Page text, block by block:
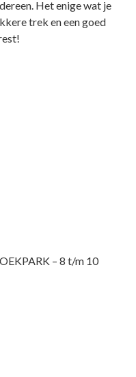
Het enige wat je
trek en een goed
– 8 t/m 10